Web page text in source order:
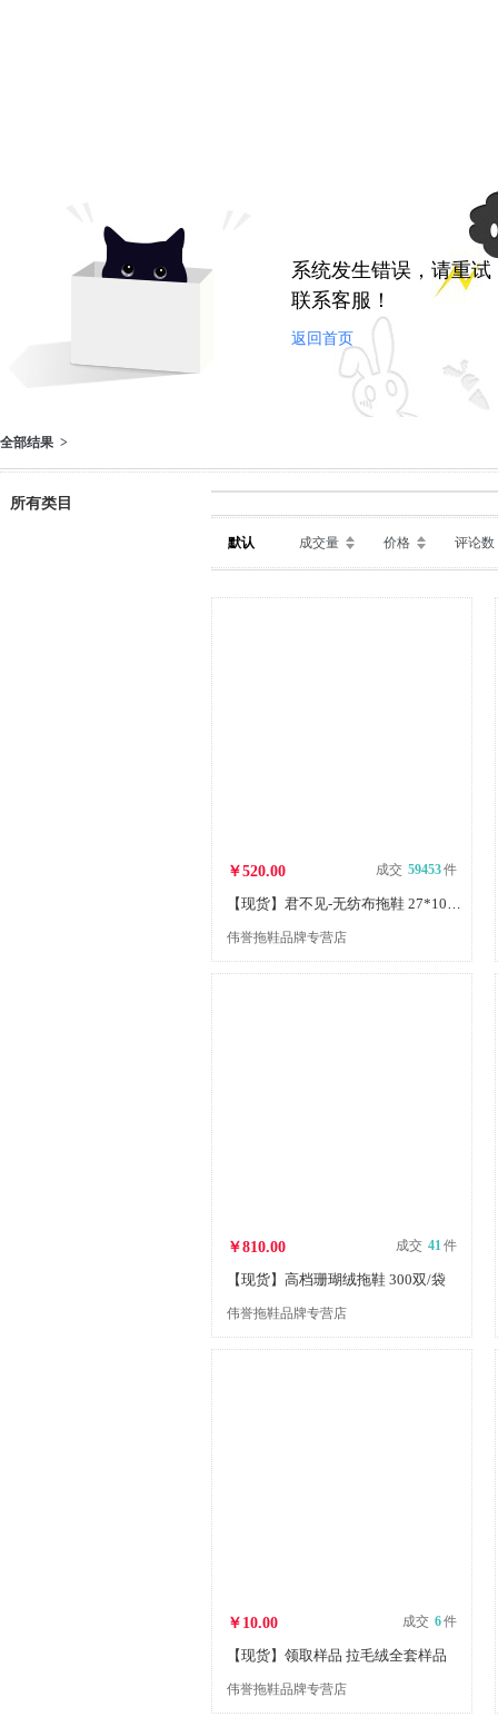
系统发生错误，请重
联系客服！
返回首页
全部结果 >
所有类目
默认 成交量 价格 评论数
￥520.00 成交 59453件
【现货】君不见-无纺布拖鞋 27*10.5cm 牛皮纸圈 1000双/件
伟誉拖鞋品牌专营店
￥810.00 成交 41件
【现货】高档珊瑚绒拖鞋 300双/袋
伟誉拖鞋品牌专营店
￥10.00 成交 6件
【现货】领取样品 拉毛绒全套样品
伟誉拖鞋品牌专营店